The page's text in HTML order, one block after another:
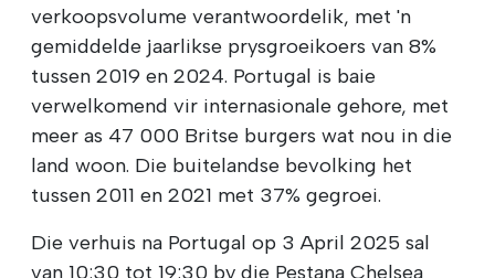
verkoopsvolume verantwoordelik, met 'n
gemiddelde jaarlikse prysgroeikoers van 8%
tussen 2019 en 2024. Portugal is baie
verwelkomend vir internasionale gehore, met
meer as 47 000 Britse burgers wat nou in die
land woon. Die buitelandse bevolking het
tussen 2011 en 2021 met 37% gegroei.
Die verhuis na Portugal op 3 April 2025 sal
van 10:30 tot 19:30 by die Pestana Chelsea